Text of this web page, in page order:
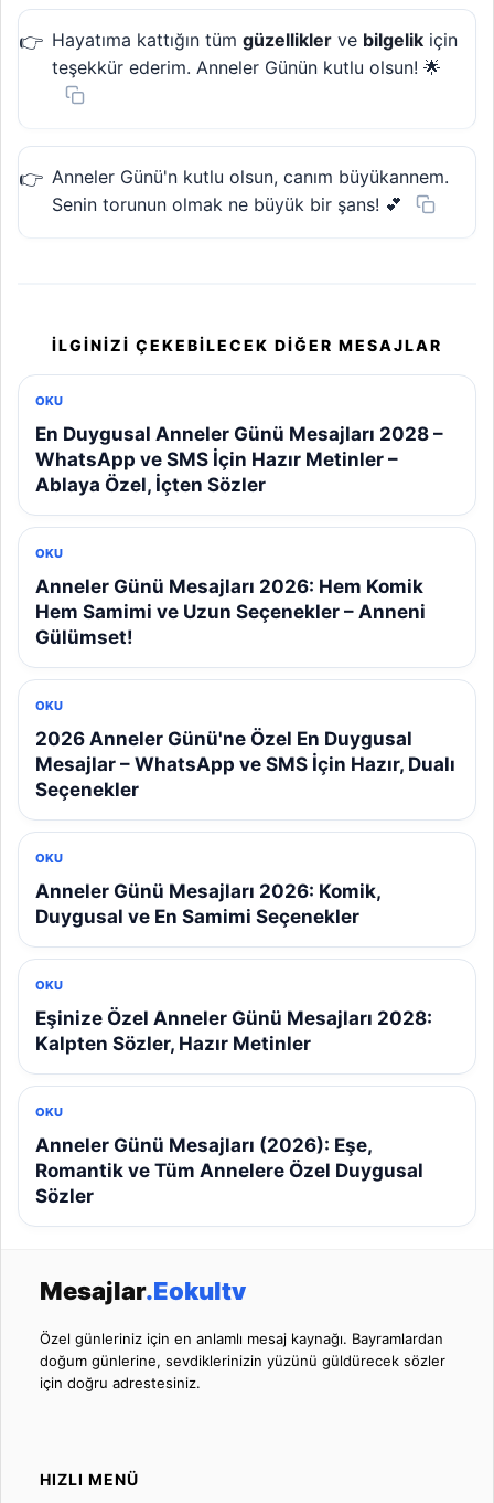
Hayatıma kattığın tüm güzellikler ve bilgelik için
teşekkür ederim. Anneler Günün kutlu olsun! 🌟
Anneler Günü'n kutlu olsun, canım büyükannem.
Senin torunun olmak ne büyük bir şans! 💕
İLGINIZI ÇEKEBILECEK DIĞER MESAJLAR
OKU
En Duygusal Anneler Günü Mesajları 2028 –
WhatsApp ve SMS İçin Hazır Metinler –
Ablaya Özel, İçten Sözler
OKU
Anneler Günü Mesajları 2026: Hem Komik
Hem Samimi ve Uzun Seçenekler – Anneni
Gülümset!
OKU
2026 Anneler Günü'ne Özel En Duygusal
Mesajlar – WhatsApp ve SMS İçin Hazır, Dualı
Seçenekler
OKU
Anneler Günü Mesajları 2026: Komik,
Duygusal ve En Samimi Seçenekler
OKU
Eşinize Özel Anneler Günü Mesajları 2028:
Kalpten Sözler, Hazır Metinler
OKU
Anneler Günü Mesajları (2026): Eşe,
Romantik ve Tüm Annelere Özel Duygusal
Sözler
Mesajlar.Eokultv
Özel günleriniz için en anlamlı mesaj kaynağı. Bayramlardan
doğum günlerine, sevdiklerinizin yüzünü güldürecek sözler
için doğru adrestesiniz.
HIZLI MENÜ